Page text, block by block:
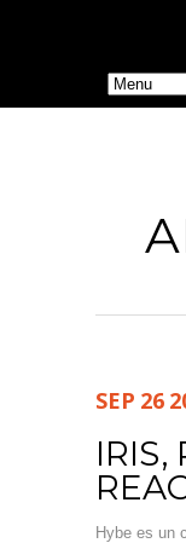
SEP 26
IRIS,
Hybe es un